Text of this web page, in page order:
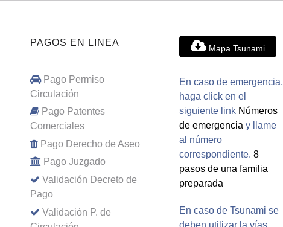
PAGOS EN LINEA
Pago Permiso
Circulación
Pago Patentes
Comerciales
Pago Derecho de Aseo
Pago Juzgado
Validación Decreto de
Pago
Validación P. de
Mapa Tsunami
En caso de emergencia,
haga click en el
siguiente link Números
de emergencia y llame
al número
correspondiente. 8
pasos de una familia
preparada
En caso de Tsunami se
deben utilizar la vías